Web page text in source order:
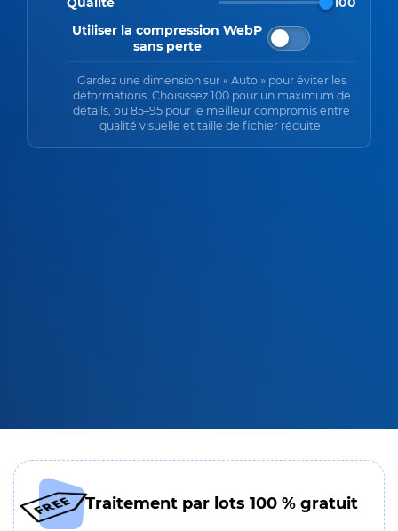
Utiliser la compression WebP
sans perte
Gardez une dimension sur « Auto » pour éviter les
déformations. Choisissez 100 pour un maximum de
détails, ou 85–95 pour le meilleur compromis entre
qualité visuelle et taille de fichier réduite.
Traitement par lots 100 % gratuit